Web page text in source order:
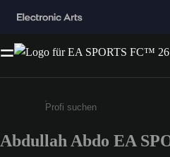
Gib mindestens 3
Abdullah Abdo EA